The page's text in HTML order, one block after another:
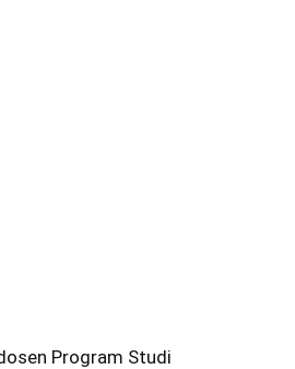
Program Studi